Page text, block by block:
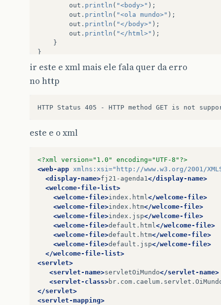
out . println ( "<body>" );
out . println ( "<ola mundo>" );
out . println ( "</body>" );
out . println ( "</html>" );
}
}
ir este e xml mais ele fala quer da erro
no http
este e o xml
<?xml version="1.0" encoding="UTF-8"?>
<web-app xmlns:xsi="http://www.w3.org/2001/
<display-name>fj21-agenda1 </display-name>
<welcome-file-list>
<welcome-file>index.html </welcome-file>
<welcome-file>index.htm</welcome-file>
<welcome-file>index.jsp</welcome-file>
<welcome-file>default.html </welcome-file>
<welcome-file>default.htm</welcome-file>
<welcome-file>default.jsp</welcome-file>
</welcome-file-list>
<servlet>
<servlet-name>servletOiMundo</servlet-name>
<servlet-class>
</servlet>
<servlet-mapping>